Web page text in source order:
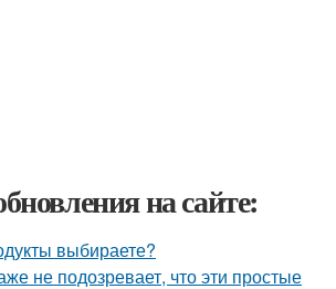
на сайте:
выбираете?
не подозревает, что эти простые